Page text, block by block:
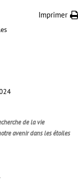
Imprimer
de la vie
avenir dans les étoiles